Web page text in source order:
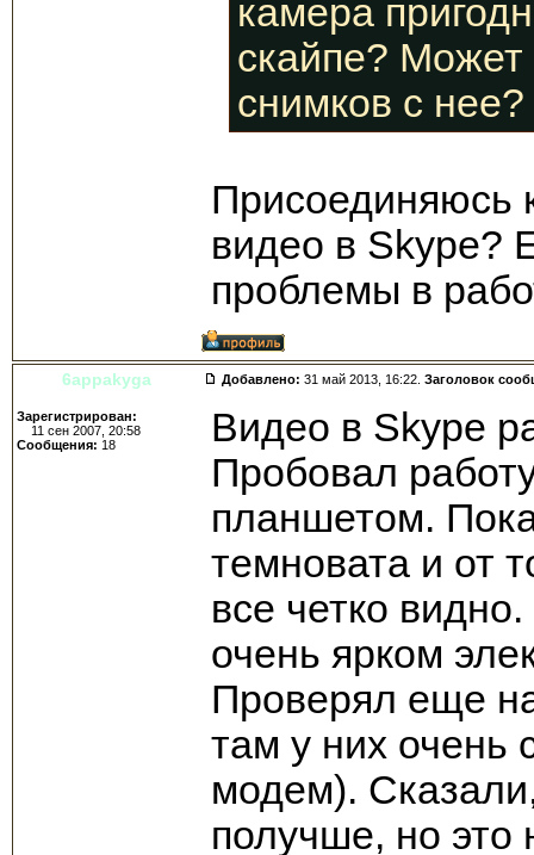
камера
скайпе? Может
снимков с нее?
Присоединяюсь
видео в Skype?
проблемы в
6appakyga Добавлено: 31 май 2013, 16:22. Заголовок
Зарегистрирован:
11 сен 2007, 20:58
Сообщения: 18
Видео в Skype
Пробовал
планшетом.
темновата и от
все четко
очень ярком
Проверял еще
там у них очень
модем).
получше, но это